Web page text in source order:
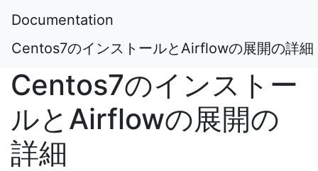
Documentation
Centos7のインストールとAirflowの展開の詳細
Centos7のインストー
ルとAirflowの展開の
詳細